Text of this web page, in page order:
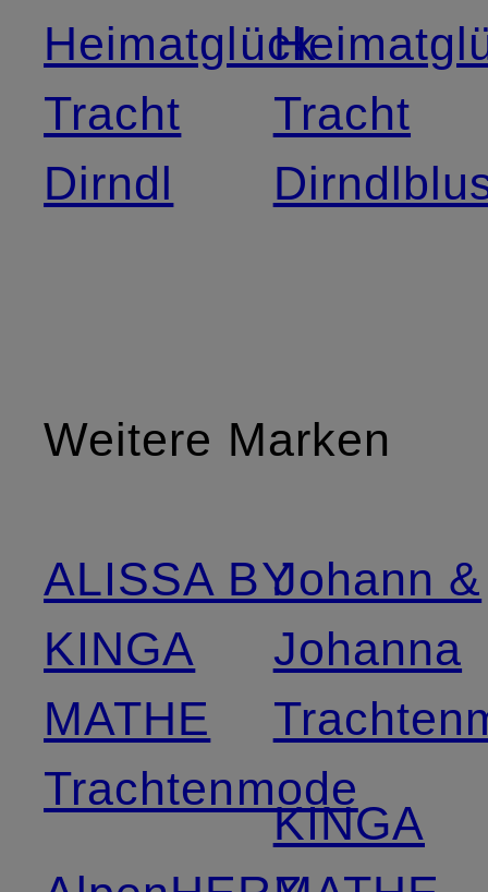
Heimatglück
Tracht
Dirndl
Tracht
Weitere Marken
ALISSA BY
KINGA
MATHE
Trachtenmode
Johann &
Johanna
KINGA